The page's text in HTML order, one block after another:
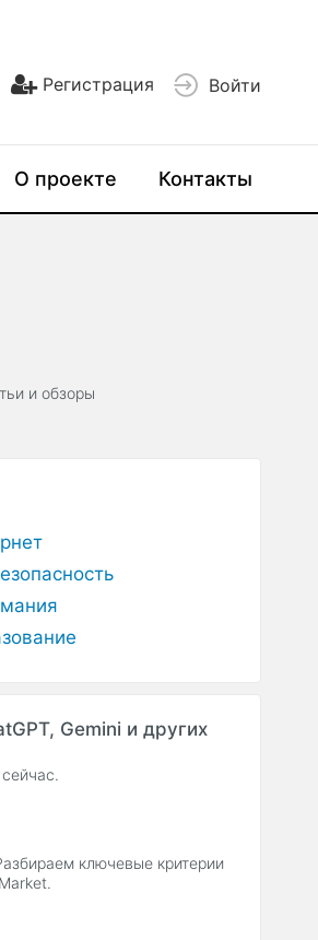
Регистрация Войти
О проекте Контакты
и обзоры
Gemini и других
ключевые критерии